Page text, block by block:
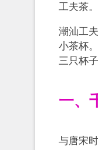
工夫茶
潮汕工
小茶杯
三只杯
一、
与唐宋